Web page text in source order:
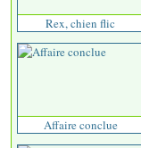
Rex, chien flic
Affaire conclue